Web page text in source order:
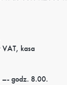
kasa
godz. 8.00.